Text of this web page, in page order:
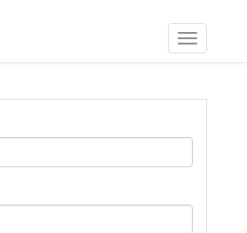
Toggle